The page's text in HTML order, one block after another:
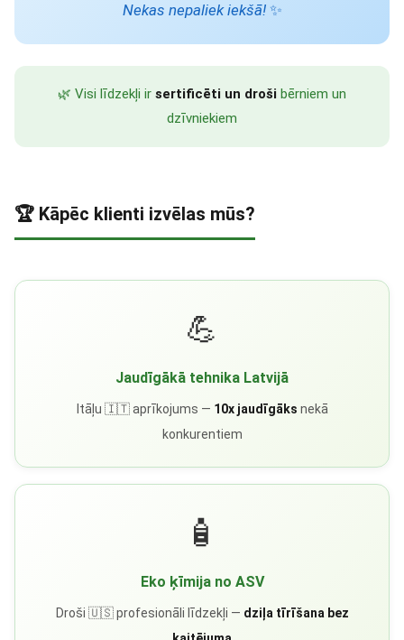
Nekas nepaliek iekšā!✨
🌿 Visi līdzekļi ir sertificēti un droši bērniem un
dzīvniekiem
🏆 Kāpēc klienti izvēlas mūs?
💪
Jaudīgākā tehnika Latvijā
Itāļu 🇮🇹 aprīkojums — 10x jaudīgāks nekā
konkurentiem
🧴
Eko ķīmija no ASV
Droši 🇺🇸 profesionāli līdzekļi — dziļa tīrīšana bez